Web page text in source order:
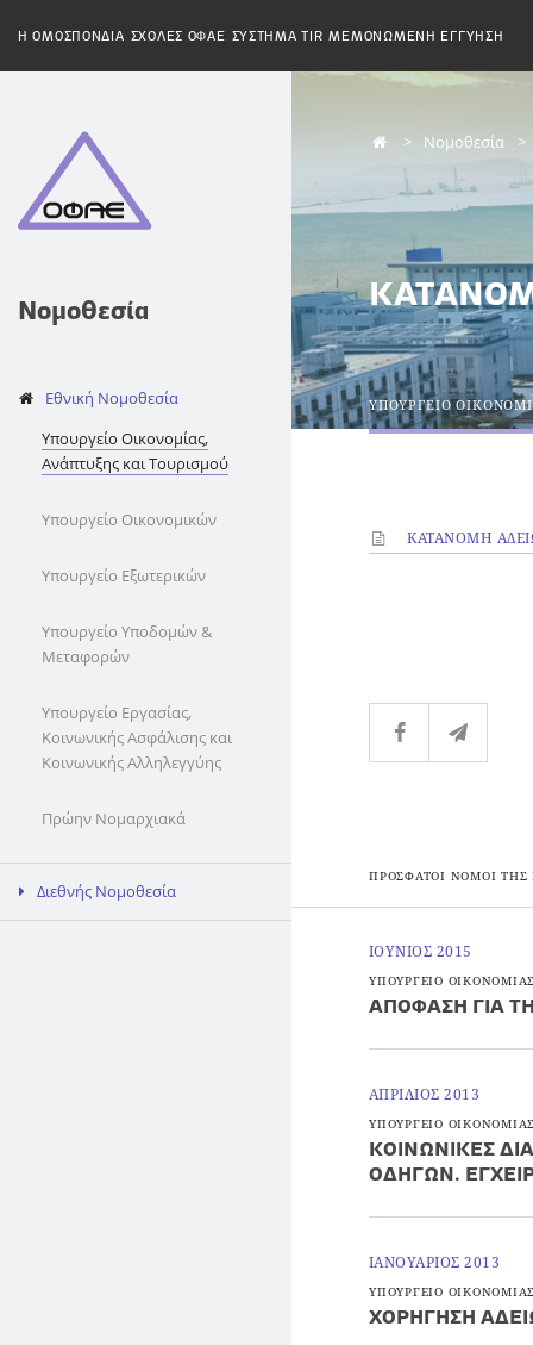
H ΟΜΟΣΠΟΝΔΙΑ ΣΧΟΛΕΣ ΟΦΑΕ ΣΥΣΤΗΜΑ TIR ΜΕΜΟΝΩΜΕΝΗ ΕΓΓΥΗΣΗ
Νομοθεσία
Εθνική Νομοθεσία
Υπουργείο Οικονομίας,
Ανάπτυξης και Τουρισμού
Υπουργείο Οικονομικών
Υπουργείο Εξωτερικών
Υπουργείο Υποδομών &
Μεταφορών
Υπουργείο Εργασίας,
Κοινωνικής Ασφάλισης και
Κοινωνικής Αλληλεγγύης
Πρώην Νομαρχιακά
Διεθνής Νομοθεσία
Νομοθεσία
ΥΠΟΥΡΓΕΙΟ
KATANOMH
ΠΡΟΣΦΑΤΟΙ ΝΟΜΟΙ ΤΗΣ
ΙΟΥΝΙΟΣ 2015
ΥΠΟΥΡΓΕΙΟ
ΑΠΟΦΑΣΗ ΓΙΑ
ΑΠΡΙΛΙΟΣ 2013
ΥΠΟΥΡΓΕΙΟ
ΚΟΙΝΩΝΙΚΕΣ
ΟΔΗΓΩΝ.
ΙΑΝΟΥΑΡΙΟΣ 2013
ΥΠΟΥΡΓΕΙΟ
ΧΟΡΗΓΗΣΗ